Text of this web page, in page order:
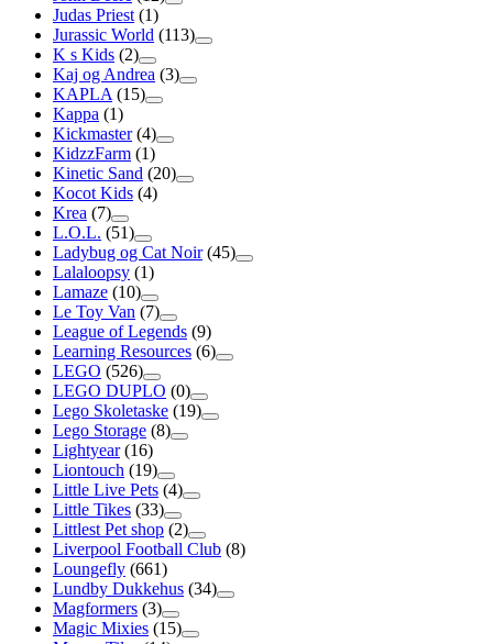
Judas Priest (1)
Jurassic World (113)
K s Kids (2)
Kaj og Andrea (3)
KAPLA (15)
Kappa (1)
Kickmaster (4)
KidzzFarm (1)
Kinetic Sand (20)
Kocot Kids (4)
Krea (7)
L.O.L. (51)
Ladybug og Cat Noir (45)
Lalaloopsy (1)
Lamaze (10)
Le Toy Van (7)
League of Legends (9)
Learning Resources (6)
LEGO (526)
LEGO DUPLO (0)
Lego Skoletaske (19)
Lego Storage (8)
Lightyear (16)
Liontouch (19)
Little Live Pets (4)
Little Tikes (33)
Littlest Pet shop (2)
Liverpool Football Club (8)
Loungefly (661)
Lundby Dukkehus (34)
Magformers (3)
Magic Mixies (15)